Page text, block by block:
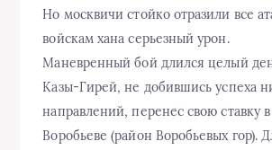
Но москвичи стойко отразили все
войскам хана серьезный урон.
Маневренный бой длился целый
Казы-Гирей, не добившись успеха
направлений, перенес свою ставку
Воробьеве (район Воробьевых гор).